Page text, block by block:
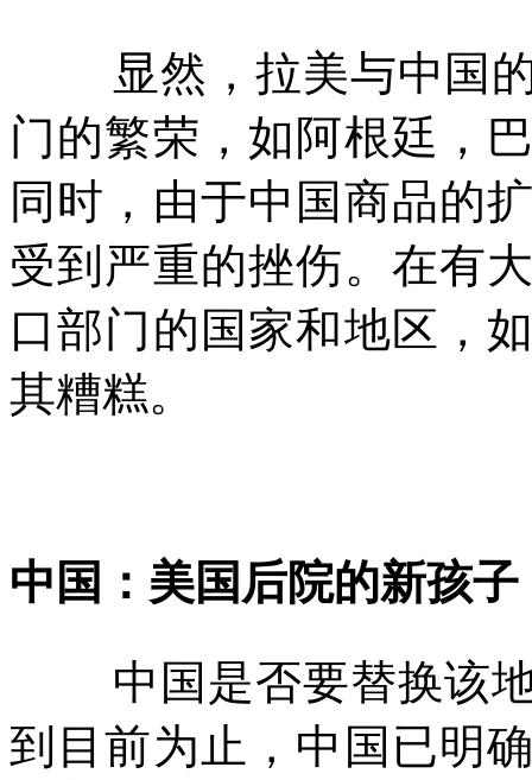
显然，拉美与中国
门的繁荣，如阿根廷，
同时，由于中国商品的
受到严重的挫伤。在有
口部门的国家和地区，
其糟糕。
中国：美国后院的新孩子
中国是否要替换该
到目前为止，中国已明